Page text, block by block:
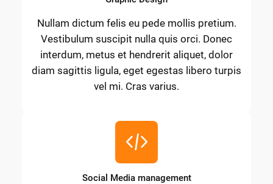
Nullam dictum felis eu pede mollis pretium.
Vestibulum suscipit nulla quis orci. Donec
interdum, metus et hendrerit aliquet, dolor
diam sagittis ligula, eget egestas libero turpis
vel mi. Cras varius.
Social Media management